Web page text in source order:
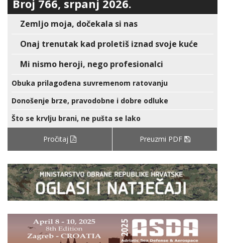
Broj 766, srpanj 2026.
Zemljo moja, dočekala si nas
Onaj trenutak kad proletiš iznad svoje kuće
Mi nismo heroji, nego profesionalci
Obuka prilagođena suvremenom ratovanju
Donošenje brze, pravodobne i dobre odluke
Što se krvlju brani, ne pušta se lako
Pročitaj Preuzmi PDF